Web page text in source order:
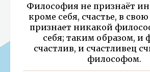
Философия не признаёт
кроме себя, счастье, в
признает никакой
себя; таким образом, и
счастлив, и счастливец
философом.